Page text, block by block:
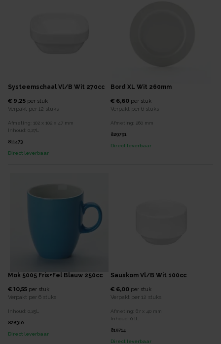
Systeemschaal Vl/b Wit 270cc
€ 9,25 per stuk
Verpakt per 12 stuks
Afmeting: 102 x 102 x 47 mm
Inhoud: 0,27L
811473
Direct leverbaar
Bord XL Wit 260mm
€ 6,60 per stuk
Verpakt per 6 stuks
Afmeting: 260 mm
829791
Direct leverbaar
Mok 5005 Fris+Fel Blauw 250cc
€ 10,55 per stuk
Verpakt per 6 stuks
Inhoud: 0,25L
828310
Direct leverbaar
Sauskom Vl/b Wit 100cc
€ 6,00 per stuk
Verpakt per 12 stuks
Afmeting: 67 x 40 mm
Inhoud: 0,1L
819714
Direct leverbaar